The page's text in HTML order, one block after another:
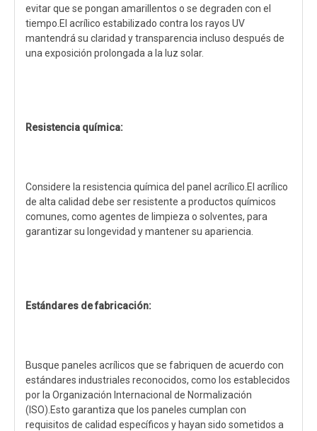
evitar que se pongan amarillentos o se degraden con el
tiempo.El acrílico estabilizado contra los rayos UV
mantendrá su claridad y transparencia incluso después de
una exposición prolongada a la luz solar.
Resistencia química:
Considere la resistencia química del panel acrílico.El acrílico
de alta calidad debe ser resistente a productos químicos
comunes, como agentes de limpieza o solventes, para
garantizar su longevidad y mantener su apariencia.
Estándares de fabricación:
Busque paneles acrílicos que se fabriquen de acuerdo con
estándares industriales reconocidos, como los establecidos
por la Organización Internacional de Normalización
(ISO).Esto garantiza que los paneles cumplan con
requisitos de calidad específicos y hayan sido sometidos a